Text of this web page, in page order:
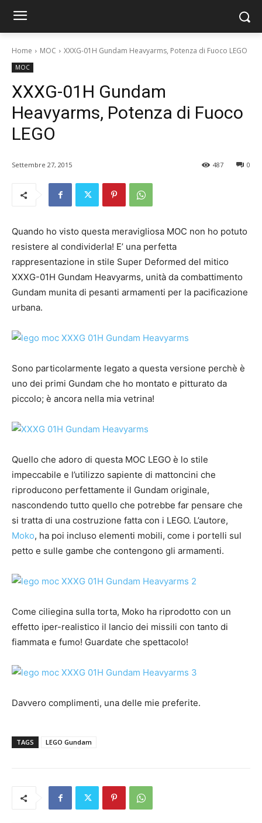
Home MOC XXXG-01H Gundam Heavyarms, Potenza di Fuoco LEGO
MOC
XXXG-01H Gundam
Heavyarms, Potenza di Fuoco
LEGO
Settembre 27, 2015 0
487
Quando ho visto questa meravigliosa MOC non ho potuto
resistere al condividerla! E’ una perfetta
rappresentazione in stile Super Deformed del mitico
XXXG-01H Gundam Heavyarms, unità da combattimento
Gundam munita di pesanti armamenti per la pacificazione
urbana.
Sono particolarmente legato a questa versione perchè è
uno dei primi Gundam che ho montato e pitturato da
piccolo; è ancora nella mia vetrina!
Quello che adoro di questa MOC LEGO è lo stile
impeccabile e l’utilizzo sapiente di mattoncini che
riproducono perfettamente il Gundam originale,
nascondendo tutto quello che potrebbe far pensare che
si tratta di una costruzione fatta con i LEGO. L’autore,
Moko, ha poi incluso elementi mobili, come i portelli sul
petto e sulle gambe che contengono gli armamenti.
Come ciliegina sulla torta, Moko ha riprodotto con un
effetto iper-realistico il lancio dei missili con tanto di
fiammata e fumo! Guardate che spettacolo!
Davvero complimenti, una delle mie preferite.
TAGS LEGO Gundam